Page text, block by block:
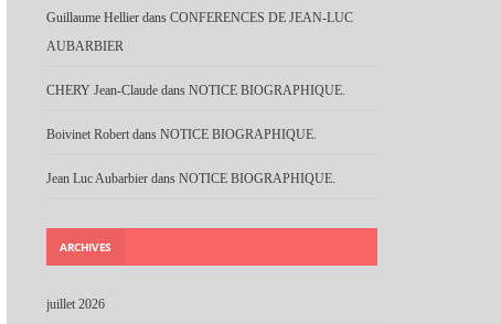
Guillaume Hellier dans CONFERENCES DE JEAN-LUC
AUBARBIER
CHERY Jean-Claude dans NOTICE BIOGRAPHIQUE.
Boivinet Robert dans NOTICE BIOGRAPHIQUE.
Jean Luc Aubarbier dans NOTICE BIOGRAPHIQUE.
ARCHIVES
juillet 2026